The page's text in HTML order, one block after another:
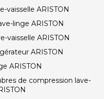
vaisselle ARISTON
linge ARISTON
vaisselle ARISTON
ARISTON
ARISTON
de compression lave-